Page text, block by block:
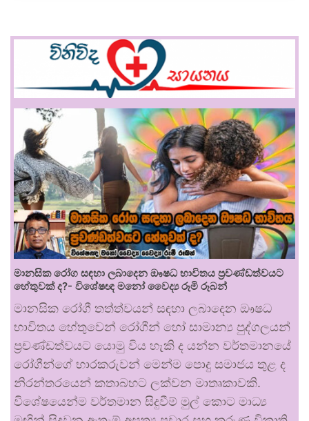
මානසික රෝග සඳහා ලබාදෙන ඖෂධ භාවිතය ප්‍රචණ්ඩත්වයට
හේතුවක් ද?- විශේෂඥ මනෝ වෛද්‍ය රූමි රූබන්
මානසික රෝගී තත්ත්වයන් සඳහා ලබාදෙන ඖෂධ
භාවිතය හේතුවෙන් රෝගීන් හෝ සාමාන්‍ය පුද්ගලයන්
ප්‍රචණ්ඩත්වයට යොමු විය හැකි ද යන්න වර්තමානයේ
රෝගීන්ගේ භාරකරුවන් මෙන්ම පොදු සමාජය තුළ ද
නිරන්තරයෙන් කතාබහට ලක්වන මාතෘකාවකි.
විශේෂයෙන්ම වර්තමාන සිදුවීම් මුල් කොට මාධ්‍ය